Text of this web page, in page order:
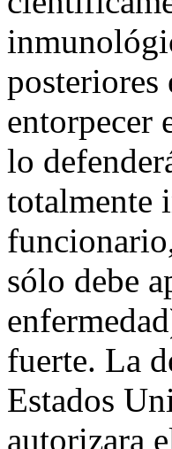
posteriores
entorpecer
lo
totalmente
sólo debe
fuerte. La
Estados
autorizara